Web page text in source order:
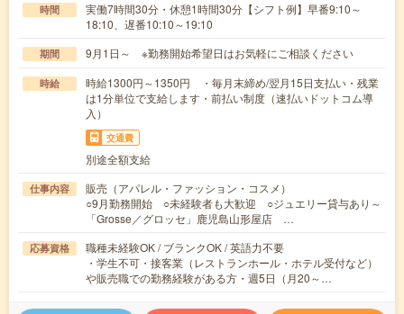
時間
実働7時間30分・休憩1時間30分【シフト例】早番9:10～
18:10、遅番10:10～19:10
期間 9月1日～ ※勤務開始希望日はお気軽にご相談ください
時給
時給1300円～1350円 ・毎月末締め/翌月15日支払い・残業
は1分単位で支給します・前払い制度（速払いドットコム導
入）
交通費
別途全額支給
仕事内容
販売（アパレル・ファッション・コスメ）
○9月勤務開始 ○未経験者も大歓迎 ○ジュエリー貸与あり～
「Grosse／グロッセ」鹿児島山形屋店 …
応募資格
職種未経験OK / ブランクOK / 英語力不要
・学生不可・接客業（レストランホール・ホテル受付など）
や販売職での勤務経験がある方・週5日（月20～…